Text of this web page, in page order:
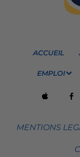
ACCUEIL
EMPLOI
MENTIONS